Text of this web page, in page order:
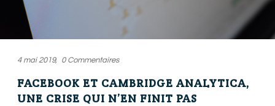
4 mai 2019 0 Commentaires
FACEBOOK ET CAMBRIDGE ANALYTICA,
UNE CRISE QUI N’EN FINIT PAS